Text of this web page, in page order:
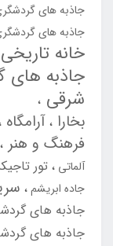
جاذبه های
جاذبه های
خانه تاریخی
جاذبه های
شرقی
بخارا آرامگاه
فرهنگ و هنر
آلماتی
تور
جاده ابریشم
جاذبه های
جاذبه های